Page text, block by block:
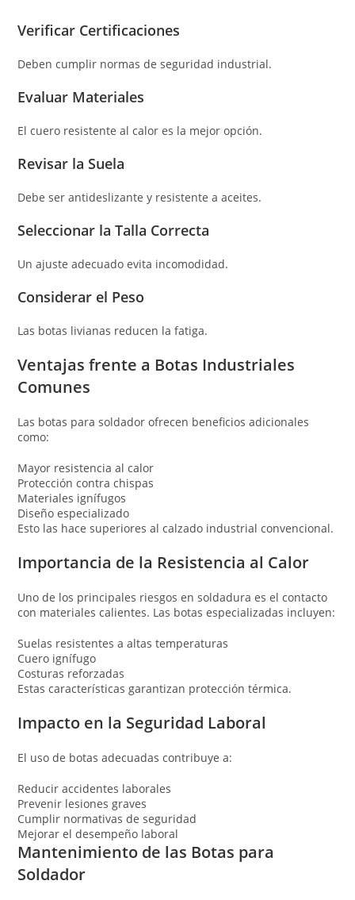
Verificar Certificaciones
Deben cumplir normas de seguridad industrial.
Evaluar Materiales
El cuero resistente al calor es la mejor opción.
Revisar la Suela
Debe ser antideslizante y resistente a aceites.
Seleccionar la Talla Correcta
Un ajuste adecuado evita incomodidad.
Considerar el Peso
Las botas livianas reducen la fatiga.
Ventajas frente a Botas Industriales
Comunes
Las botas para soldador ofrecen beneficios adicionales
como:
Mayor resistencia al calor
Protección contra chispas
Materiales ignífugos
Diseño especializado
Esto las hace superiores al calzado industrial convencional.
Importancia de la Resistencia al Calor
Uno de los principales riesgos en soldadura es el contacto
con materiales calientes. Las botas especializadas incluyen:
Suelas resistentes a altas temperaturas
Cuero ignífugo
Costuras reforzadas
Estas características garantizan protección térmica.
Impacto en la Seguridad Laboral
El uso de botas adecuadas contribuye a:
Reducir accidentes laborales
Prevenir lesiones graves
Cumplir normativas de seguridad
Mejorar el desempeño laboral
Mantenimiento de las Botas para
Soldador